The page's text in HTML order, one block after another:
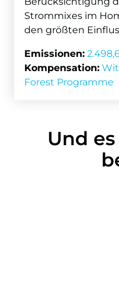
Strommixes im
den größten
Emissionen:
Kompensation:
Forest Programme
Und